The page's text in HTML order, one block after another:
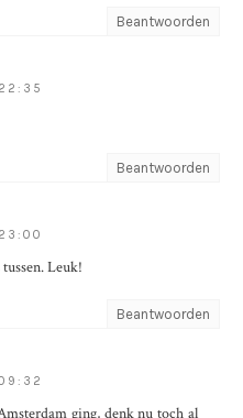
Beantwoorden
Beantwoorden
Leuk!
Beantwoorden
ging, denk nu toch al